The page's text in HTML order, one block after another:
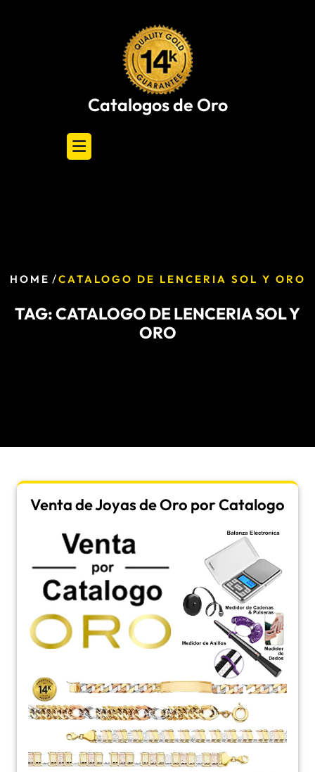
Catalogos de Oro
HOME /CATALOGO DE LENCERIA SOL Y ORO
TAG:CATALOGO DE LENCERIA SOL Y
ORO
Venta de Joyas de Oro por Catalogo